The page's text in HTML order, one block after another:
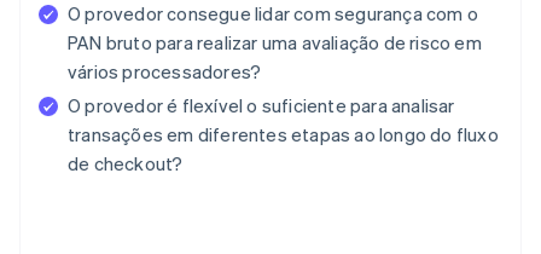
O provedor consegue lidar com segurança com o
PAN bruto para realizar uma avaliação de risco em
vários processadores?
O provedor é flexível o suficiente para analisar
transações em diferentes etapas ao longo do fluxo
de checkout?